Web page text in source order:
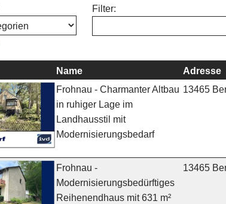
Filter:
Name
Adresse
Frohnau - Charmanter Altbau
in ruhiger Lage im
Landhausstil mit
Modernisierungsbedarf
13465
Frohnau -
Modernisierungsbedürftiges
Reihenendhaus mit 631 m²
13465